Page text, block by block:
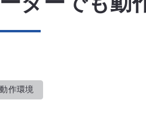
動作環境